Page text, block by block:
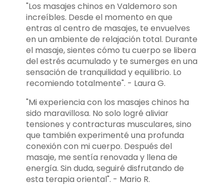
"Los masajes chinos en Valdemoro son
increíbles. Desde el momento en que
entras al centro de masajes, te envuelves
en un ambiente de relajación total. Durante
el masaje, sientes cómo tu cuerpo se libera
del estrés acumulado y te sumerges en una
sensación de tranquilidad y equilibrio. Lo
recomiendo totalmente". - Laura G.
"Mi experiencia con los masajes chinos ha
sido maravillosa. No solo logré aliviar
tensiones y contracturas musculares, sino
que también experimenté una profunda
conexión con mi cuerpo. Después del
masaje, me sentía renovada y llena de
energía. Sin duda, seguiré disfrutando de
esta terapia oriental". - Mario R.